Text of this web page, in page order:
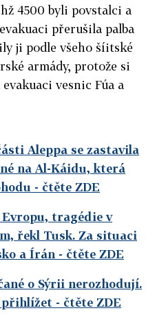
4500 byli povstalci a
přerušila palba
ji podle všeho šíitské
armády, protože si
vesnic Fúa a
Aleppa se zastavila
na Al-Káidu, která
- čtěte ZDE
tragédie v
řekl Tusk. Za situaci
a Írán - čtěte ZDE
o Sýrii nerozhodují.
přihlížet - čtěte ZDE